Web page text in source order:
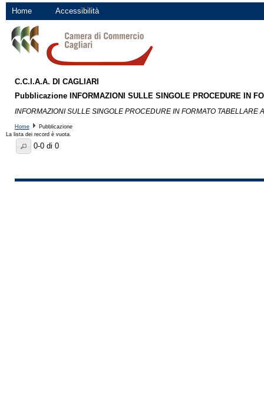
Home Accessibilità
C.C.I.A.A. DI CAGLIARI
Pubblicazione INFORMAZIONI SULLE SINGOLE PROCEDURE IN
INFORMAZIONI SULLE SINGOLE PROCEDURE IN FORMATO TABELLARE
Home
Pubblicazione
La lista dei record è vuota.
0-0 di 0